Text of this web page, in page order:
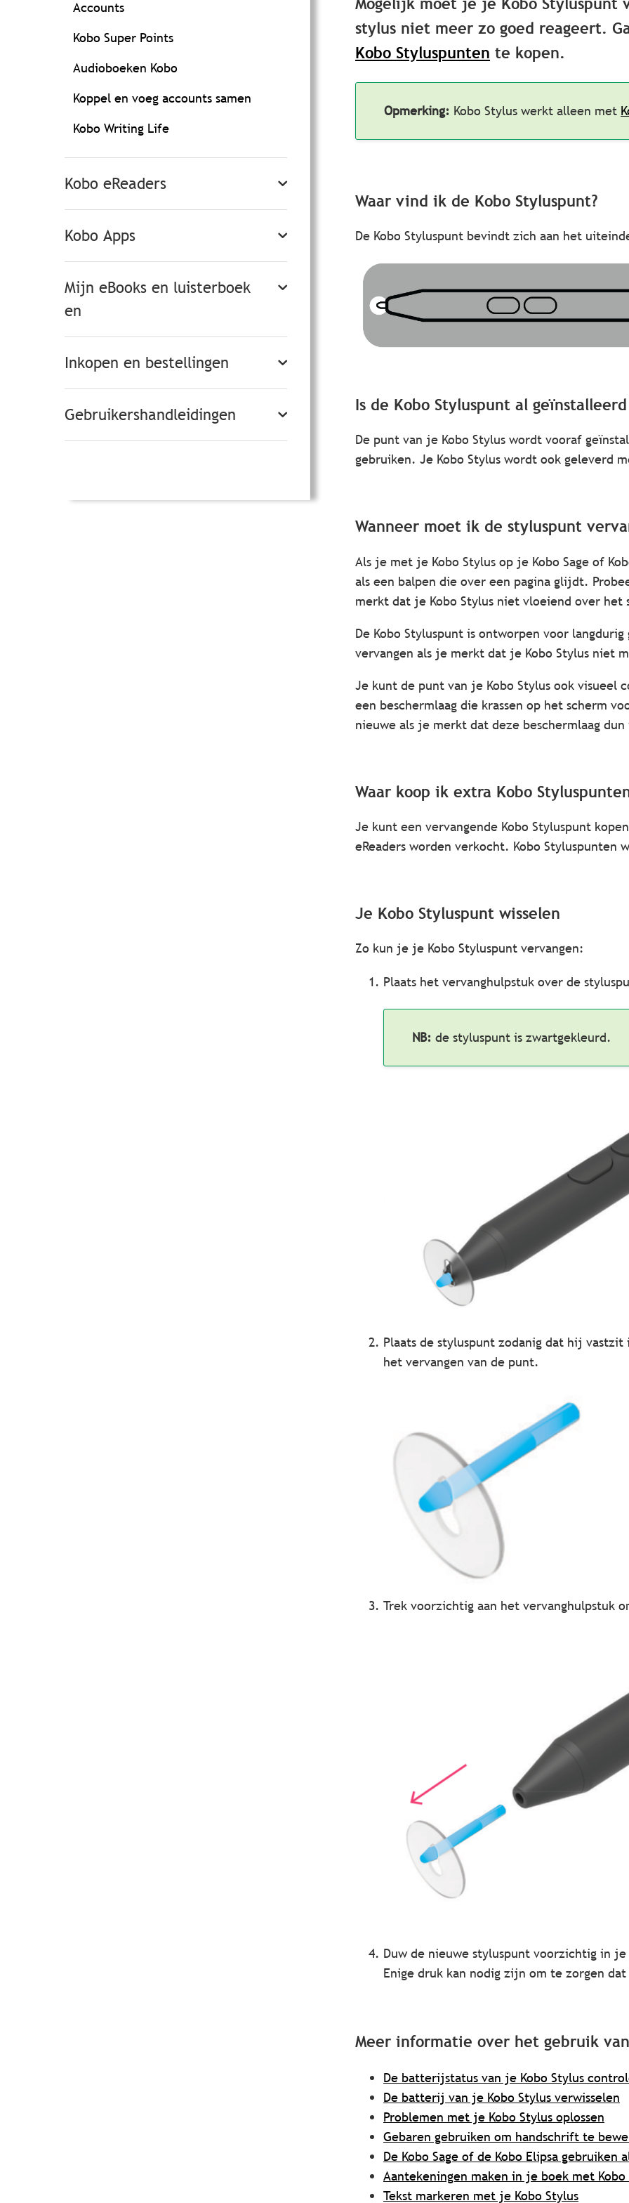
Accounts
Kobo Super Points
Audioboeken Kobo
Koppel en voeg accounts samen
Kobo Writing Life
Kobo eReaders
Kobo Apps
Mijn eBooks en luisterboek
en
Inkopen en bestellingen
Gebruikershandleidingen
Mogelijk moet je je Kobo Styluspunt
stylus niet meer zo goed reageert.
Kobo Styluspunten te kopen.
Opmerking: Kobo Stylus werkt alleen met
Waar vind ik de Kobo Styluspunt?
De Kobo Styluspunt bevindt zich aan het
Is de Kobo Styluspunt al
De punt van je Kobo Stylus wordt vooraf
gebruiken. Je Kobo Stylus wordt ook geleverd
Wanneer moet ik de styluspunt
Als je met je Kobo Stylus op je Kobo Sage of
als een balpen die over een pagina glijdt.
merkt dat je Kobo Stylus niet vloeiend over het
De Kobo Styluspunt is ontworpen voor
vervangen als je merkt dat je Kobo Stylus niet
Je kunt de punt van je Kobo Stylus ook visueel
een beschermlaag die krassen op het scherm
nieuwe als je merkt dat deze beschermlaag
Waar koop ik extra Kobo
Je kunt een vervangende Kobo Styluspunt
eReaders worden verkocht. Kobo
Je Kobo Styluspunt wisselen
Zo kun je je Kobo Styluspunt vervangen:
Plaats het vervanghulpstuk over de
NB: de styluspunt is zwartgekleurd.
Plaats de styluspunt zodanig dat hij
het vervangen van de punt.
Trek voorzichtig aan het vervanghulpstuk
Duw de nieuwe styluspunt voorzichtig in je
Enige druk kan nodig zijn om te zorgen
Meer informatie over het gebruik
De batterijstatus van je Kobo Stylus
De batterij van je Kobo Stylus verwisselen
Problemen met je Kobo Stylus oplossen
Gebaren gebruiken om handschrift te
De Kobo Sage of de Kobo Elipsa gebruiken
Aantekeningen maken in je boek met Kobo
Tekst markeren met je Kobo Stylus